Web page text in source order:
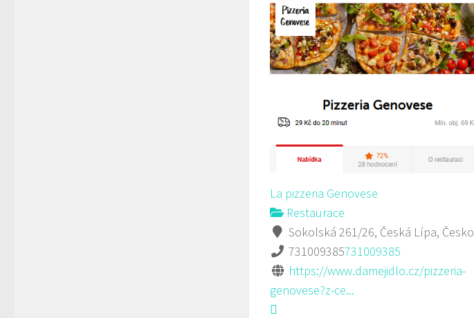
La pizzeria Genovese
Restaurace
Sokolská 261/26, Česká Lípa, Česko
731009385731009385
https://www.damejidlo.cz/pizzeria-
genovese?z-ce...